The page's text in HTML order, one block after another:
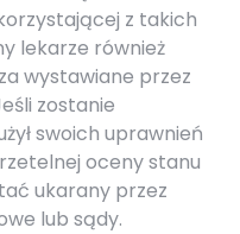
z takich
lekarze również
wystawiane przez
zostanie
swoich uprawnień
oceny stanu
ukarany przez
lub sądy.